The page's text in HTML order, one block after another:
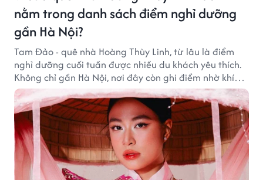
nằm trong danh sách điểm nghỉ dưỡng
gần Hà Nội?
Tam Đảo - quê nhà Hoàng Thùy Linh, từ lâu là điểm
nghỉ dưỡng cuối tuần được nhiều du khách yêu thích.
Không chỉ gần Hà Nội, nơi đây còn ghi điểm nhờ khí
hậu mát mẻ, cảnh sắc thơ mộng và không gian yên
bình giữa núi rừng.